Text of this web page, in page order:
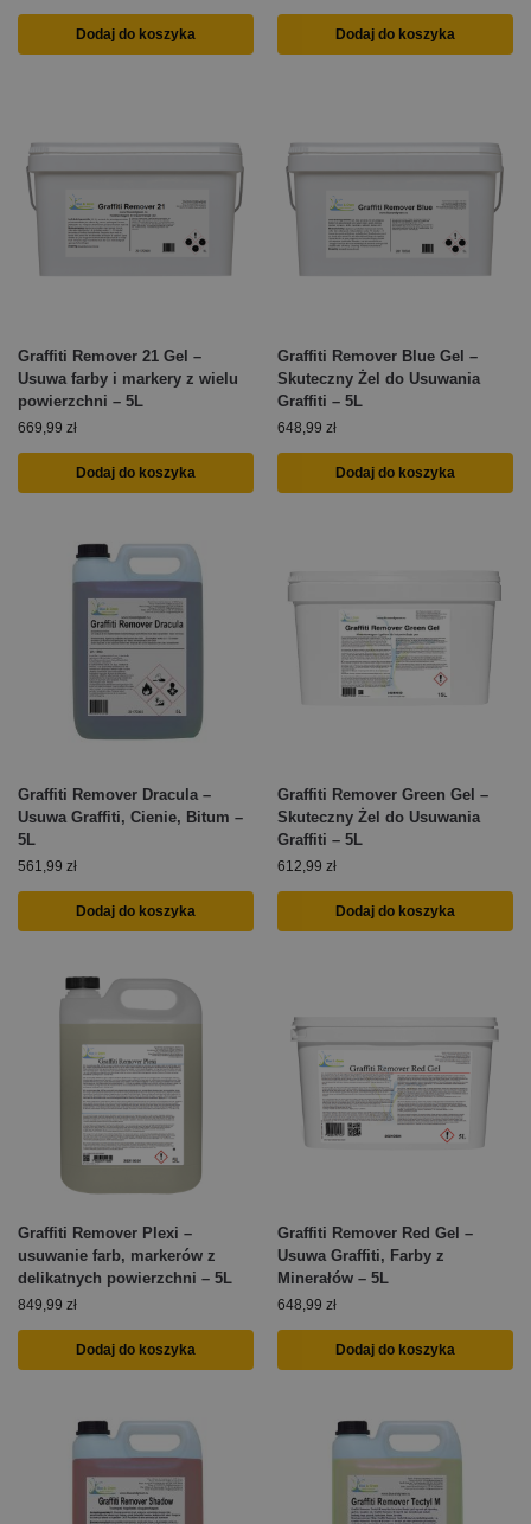
Dodaj do koszyka Dodaj do koszyka
Graffiti Remover 21 Gel –
Usuwa farby i markery z wielu
powierzchni – 5L
669,99 zł
Dodaj do koszyka
Graffiti Remover Blue Gel –
Skuteczny Żel do Usuwania
Graffiti – 5L
648,99 zł
Dodaj do koszyka
Graffiti Remover Dracula –
Usuwa Graffiti, Cienie, Bitum –
5L
561,99 zł
Dodaj do koszyka
Graffiti Remover Green Gel –
Skuteczny Żel do Usuwania
Graffiti – 5L
612,99 zł
Dodaj do koszyka
Graffiti Remover Plexi –
usuwanie farb, markerów z
delikatnych powierzchni – 5L
849,99 zł
Dodaj do koszyka
Graffiti Remover Red Gel –
Usuwa Graffiti, Farby z
Minerałów – 5L
648,99 zł
Dodaj do koszyka